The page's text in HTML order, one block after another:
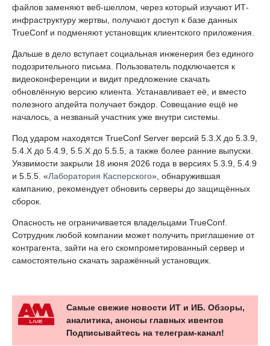
файлов заменяют веб-шеллом, через который изучают ИТ-
инфраструктуру жертвы, получают доступ к базе данных
TrueConf и подменяют установщик клиентского приложения.
Дальше в дело вступает социальная инженерия без единого
подозрительного письма. Пользователь подключается к
видеоконференции и видит предложение скачать
обновлённую версию клиента. Устанавливает её, и вместо
полезного апдейта получает бэкдор. Совещание ещё не
началось, а незваный участник уже внутри системы.
Под ударом находятся TrueConf Server версий 5.3.X до 5.3.9,
5.4.X до 5.4.9, 5.5.X до 5.5.5, а также более ранние выпуски.
Уязвимости закрыли 18 июня 2026 года в версиях 5.3.9, 5.4.9
и 5.5.5. «Лаборатория Касперского», обнаружившая
кампанию, рекомендует обновить серверы до защищённых
сборок.
Опасность не ограничивается владельцами TrueConf.
Сотрудник любой компании может получить приглашение от
контрагента, зайти на его скомпрометированный сервер и
самостоятельно скачать заражённый установщик.
Самые свежие новости ИТ и ИБ. Обзоры,
аналитика, анонсы главных ивентов
Подписывайтесь на телеграм-канал!